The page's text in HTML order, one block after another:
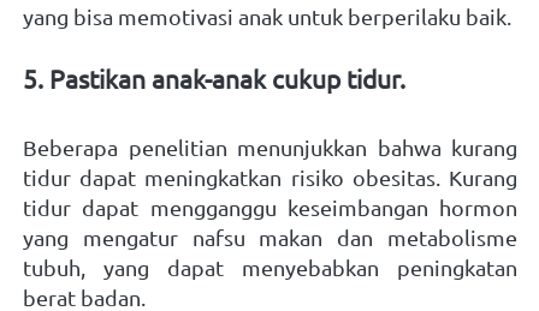
yang bisa memotivasi anak untuk berperilaku baik.
5. Pastikan anak-anak cukup tidur.
Beberapa penelitian menunjukkan bahwa kurang
tidur dapat meningkatkan risiko obesitas. Kurang
tidur dapat mengganggu keseimbangan hormon
yang mengatur nafsu makan dan metabolisme
tubuh, yang dapat menyebabkan peningkatan
berat badan.